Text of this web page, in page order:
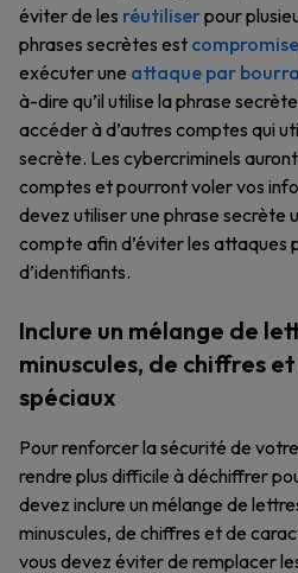
éviter de les réutiliserpour
phrases secrètes est compromise
exécuter une attaque par
à-dire qu’il utilise la phrase
accéder à d’autres comptes qui
secrète. Les cybercriminels
comptes et pourront voler vos
devez utiliser une phrase secrète
compte afin d’éviter les attaques
d’identifiants.
Inclure un mélange de
minuscules, de chiffres
spéciaux
Pour renforcer la sécurité de
rendre plus difficile à déchiffrer
devez inclure un mélange de
minuscules, de chiffres et de
vous devez éviter de remplacer